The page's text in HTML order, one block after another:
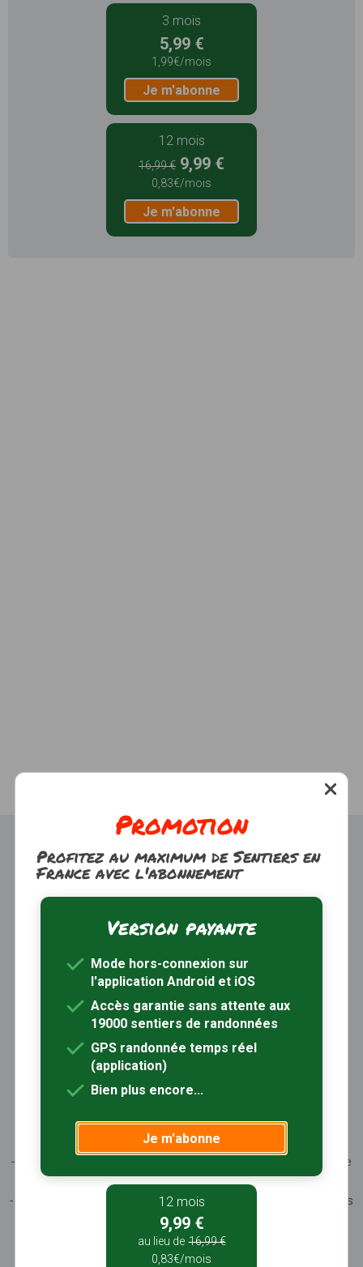
3 mois
5,99 €
1,99€/mois
Je m'abonne
12 mois
16,99 € 9,99 €
0,83€/mois
Je m'abonne
Trouver une randonnée À propos
Inscription / Connexion
Abonnement Rando+ Calendrier randos
Sentiers-en-France, grâce aux nombreux circuits de
- les spécificités des terroirs (sites et milieux naturels,
patrimoine …)
- les producteurs locaux et les artisans, garants du savoir-faire
et du patrimoine
- ceux qui œuvrent à faire connaître tout ce patrimoine par des
manifestations culturelles
- ceux qui accueillent les touristes dans leur hébergement, à
leur table
Promotion
Profitez au maximum de Sentiers en
France avec l'abonnement
Version payante
Mode hors-connexion sur
l'application Android et iOS
Accès garantie sans attente aux
19000 sentiers de randonnées
GPS randonnée temps réel
(application)
Bien plus encore...
Je m'abonne
12 mois
9,99 €
au lieu de 16,99 €
0,83€/mois